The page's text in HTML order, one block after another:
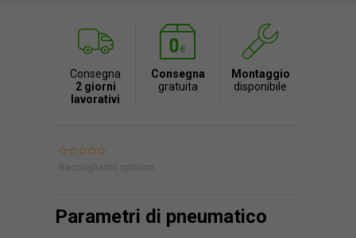
Consegna
2 giorni
lavorativi
Consegna
gratuita
Montaggio
disponibile
Raccogliamo opinioni.
Parametri di pneumatico